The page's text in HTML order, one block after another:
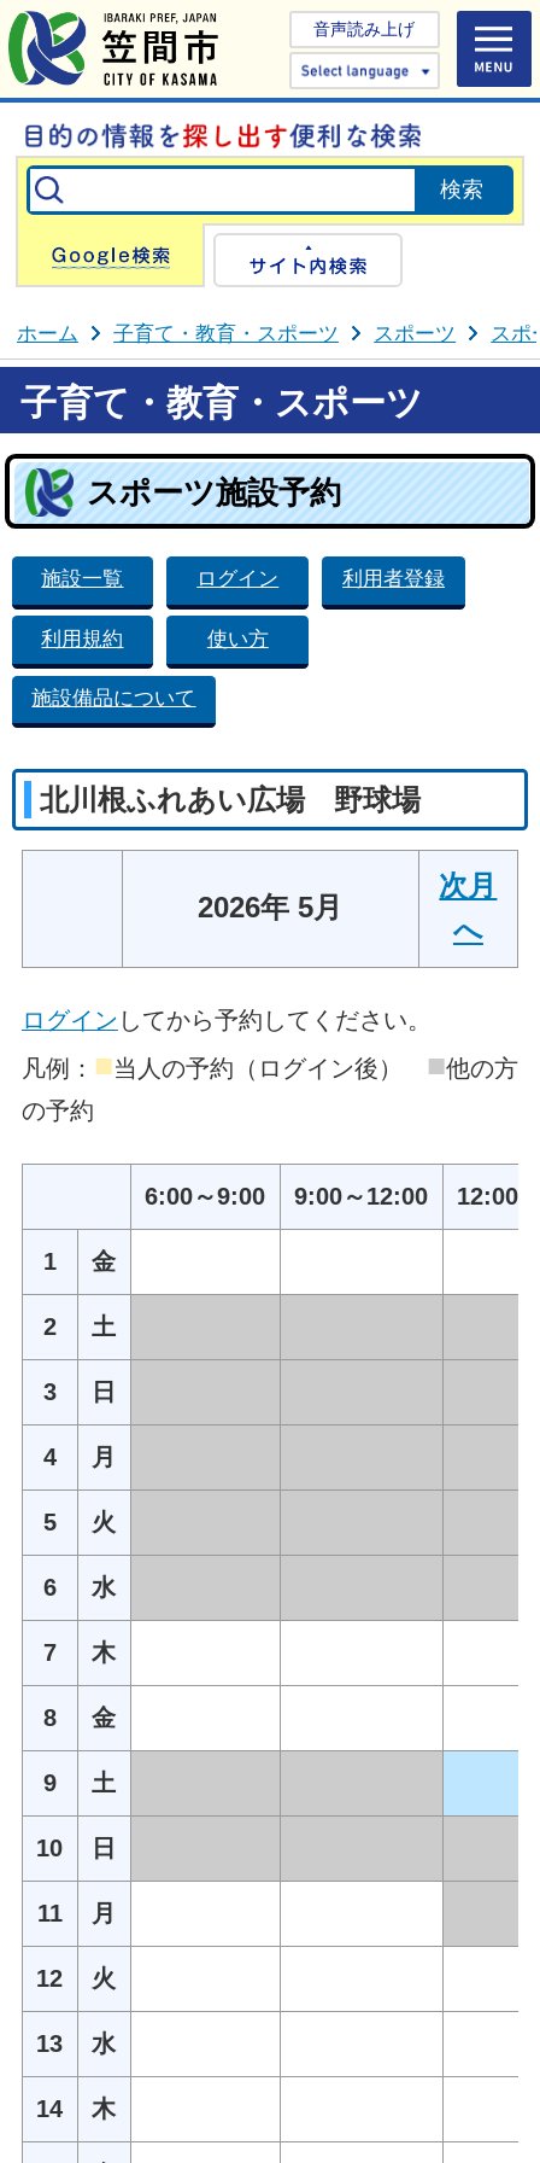
音声読み上げ
Select
Google検索
ホーム 子育て・教育・スポーツ スポーツ スポ
子育て・教育・スポーツ
スポーツ施設予約
施設一覧 ログイン 利用者登録
利用規約 使い方
施設備品について
北川根ふれあい広場 野球場
2026年 5月
次月
へ
ログイン してから予約してください。
凡例： ■当人の予約（ログイン後） ■他の方
の予約
6:00～9:00 9:00～12:00 12:00
1 金
2 土
3 日
4 月
5 火
6 水
7 木
8 金
9 土
10 日
11 月
12 火
13 水
14 木